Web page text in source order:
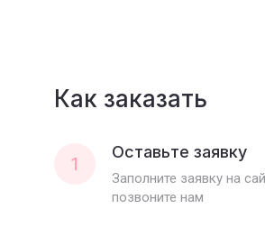
Как заказать
1
Оставьте заявку
Заполните заявку на
позвоните нам